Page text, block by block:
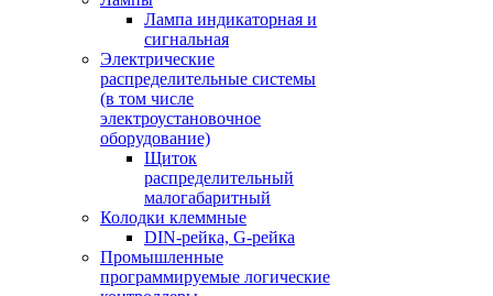
Лампа индикаторная и
сигнальная
Электрические
распределительные системы
(в том числе
электроустановочное
оборудование)
Щиток
распределительный
малогабаритный
Колодки клеммные
DIN-рейка, G-рейка
Промышленные
программируемые логические